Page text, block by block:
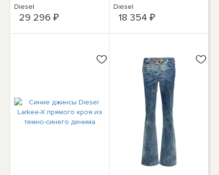
Diesel
29 296 ₽
Diesel
18 354 ₽